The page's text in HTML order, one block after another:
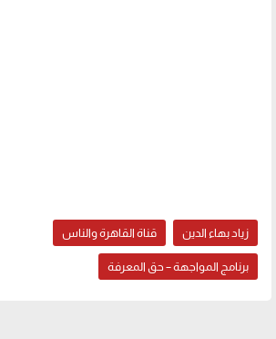
زياد بهاء الدين قناة القاهرة والناس
برنامج المواجهة – حق المعرفة